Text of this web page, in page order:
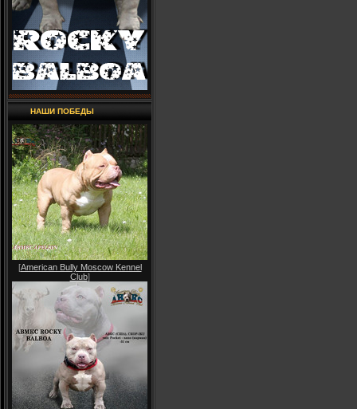
НАШИ ПОБЕДЫ
[American Bully Moscow Kennel
Club]